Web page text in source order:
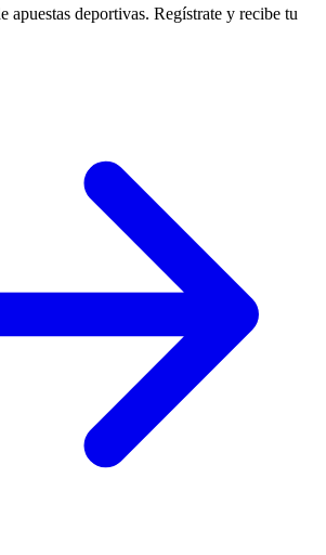
apuestas deportivas. Regístrate y recibe tu